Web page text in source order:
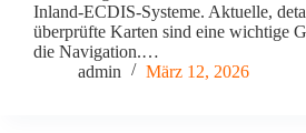
Inland-ECDIS-Systeme. Aktuelle,
überprüfte Karten sind eine wichtige
die Navigation.…
admin
März 12, 2026